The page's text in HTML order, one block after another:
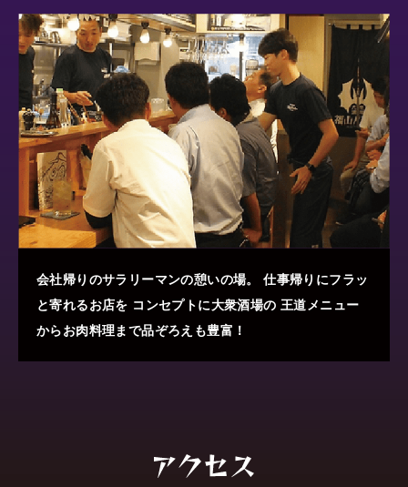
会社帰りのサラリーマンの憩いの場。
仕事帰りにフラッ
と寄れるお店を コンセプトに大衆酒場の 王道メニュー
からお肉料理まで品ぞろえも豊富！